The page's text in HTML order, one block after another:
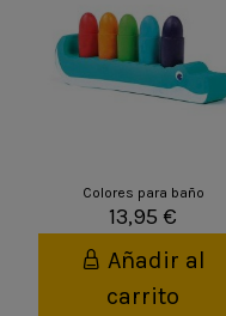
Colores para baño
13,95 €
Añadir al
carrito